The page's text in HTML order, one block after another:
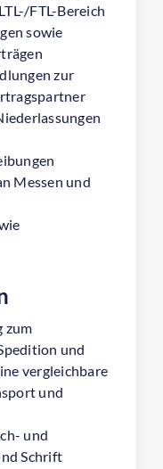
FTL-Bereich
sowie
zur
Messen und
zum
und
vergleichbare
und
und
Schrift